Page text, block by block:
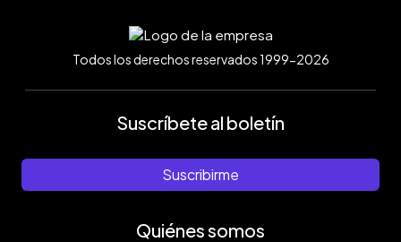
Todos los derechos reservados 1999-2026
Suscríbete al boletín
Suscribirme
Quiénes somos